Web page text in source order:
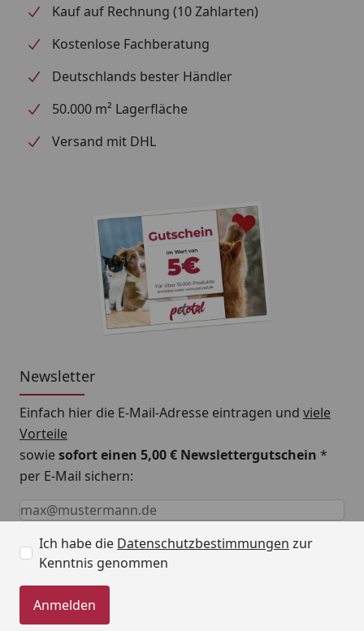
Kauf auf Rechnung (10 Zahlarten)
Kostenlose Fachberatung
Deutschlands bester Händler
50.000 m² Lagerfläche
Versand mit DHL
Newsletter
Einfach hier die E-Mail-Adresse eintragen und viele
Vorteile
sowiesofort einen 5,00 € Newslettergutschein *
per E-Mail sichern:
Keine Eingabe erforderlich
Eingabe erforderlich
E-Mail *
Ich habe die Datenschutzbestimmungen zur
Kenntnis genommen
Anmelden